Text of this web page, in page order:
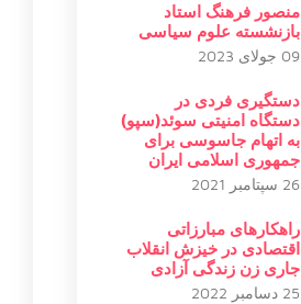
منصور فرهنگ استاد
بازنشسته علوم سیاسی
09 جولای 2023
دستگیری فردی در
دستگاه امنیتی سوئد(سپو)
به اتهام جاسوسی برای
جمهوری اسلامی ایران
26 سپتامبر 2021
راهکارهای مبارزاتی
اقتصادی در خیزش انقلاب
جاری زن زندگی آزادی
25 دسامبر 2022